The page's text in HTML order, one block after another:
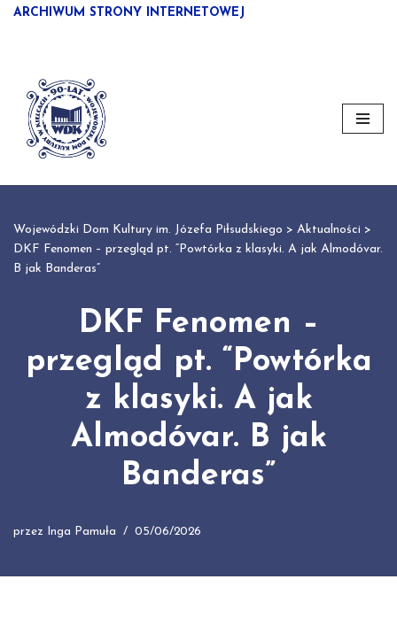
treści
ARCHIWUM STRONY INTERNETOWEJ
Wojewódzki Dom Kultury im. Józefa Piłsudskiego > Aktualności >
DKF Fenomen – przegląd pt. “Powtórka z klasyki. A jak Almodóvar.
B jak Banderas”
DKF Fenomen –
przegląd pt. “Powtórka
z klasyki. A jak
Almodóvar. B jak
Banderas”
przez Inga Pamuła 05/06/2026